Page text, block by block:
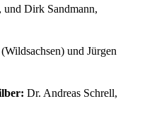
Dirk Sandmann,
und Jürgen
Dr. Andreas Schrell,